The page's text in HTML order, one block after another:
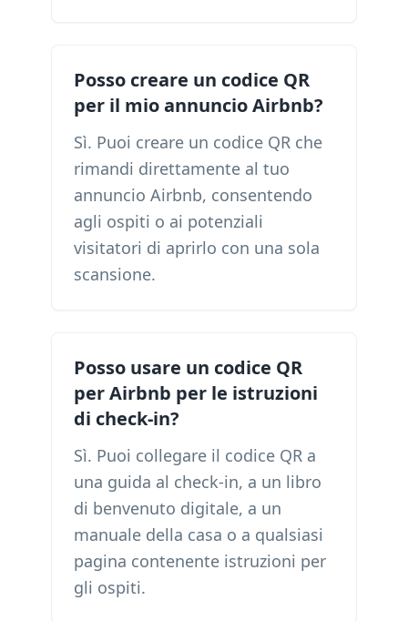
Posso creare un codice QR
per il mio annuncio Airbnb?
Sì. Puoi creare un codice QR che
rimandi direttamente al tuo
annuncio Airbnb, consentendo
agli ospiti o ai potenziali
visitatori di aprirlo con una sola
scansione.
Posso usare un codice QR
per Airbnb per le istruzioni
di check-in?
Sì. Puoi collegare il codice QR a
una guida al check-in, a un libro
di benvenuto digitale, a un
manuale della casa o a qualsiasi
pagina contenente istruzioni per
gli ospiti.